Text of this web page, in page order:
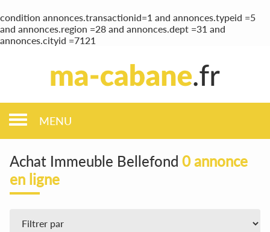
condition annonces.transactionid=1 and annonces.typeid =5
and annonces.region =28 and annonces.dept =31 and
annonces.cityid =7121
MENU
Achat Immeuble Bellefond 0 annonce
en ligne